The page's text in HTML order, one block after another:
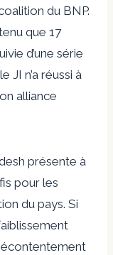
du BNP.
que 17
d’une série
JI n’a réussi à
alliance
présente à
pour les
du pays. Si